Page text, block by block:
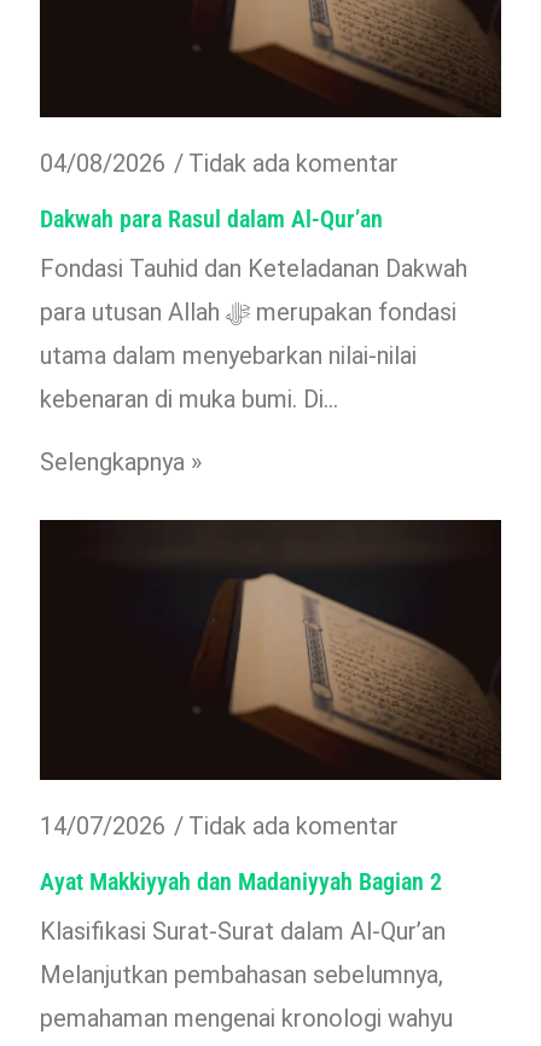
04/08/2026
Tidak ada komentar
Dakwah para Rasul dalam Al-Qur’an
Fondasi Tauhid dan Keteladanan Dakwah
para utusan Allah ﷻ merupakan fondasi
utama dalam menyebarkan nilai-nilai
kebenaran di muka bumi. Di…
Selengkapnya »
14/07/2026
Tidak ada komentar
Ayat Makkiyyah dan Madaniyyah Bagian 2
Klasifikasi Surat-Surat dalam Al-Qur’an
Melanjutkan pembahasan sebelumnya,
pemahaman mengenai kronologi wahyu